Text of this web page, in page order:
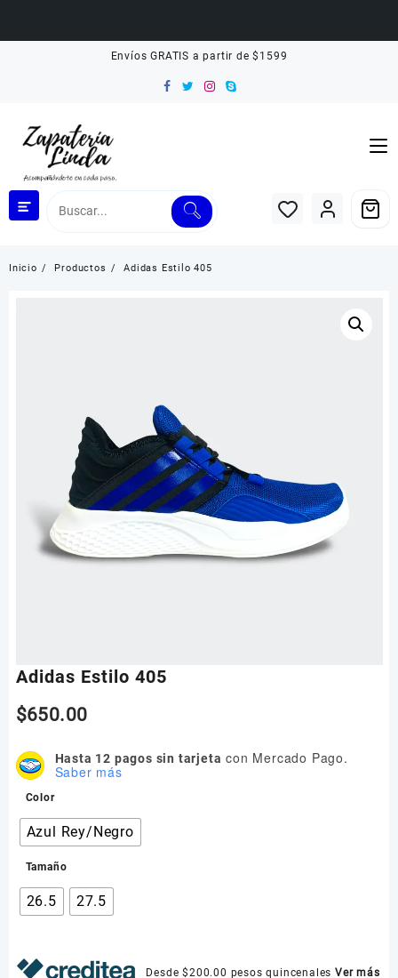
Envíos GRATIS a partir de $1599
Inicio Productos Adidas Estilo 405
Adidas Estilo 405
$650.00
Hasta 12 pagos sin tarjeta con Mercado Pago.
Saber más
Color
Azul Rey/Negro
Tamaño
26.5 27.5
Desde $200.00 pesos quincenales Ver más